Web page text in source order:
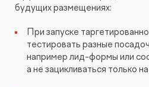
будущих размещениях:
При запуске
тестировать разные
например лид-формы или
а не зацикливаться только